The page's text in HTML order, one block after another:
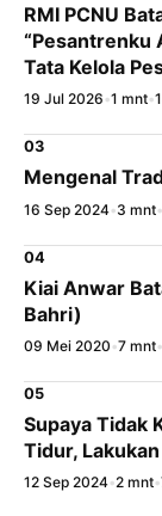
RMI PCNU
“Pesantrenku
Tata Kelola
19 Jul 2026 •1 mnt•
03
Mengenal
16 Sep 2024•3 mnt•
04
Kiai Anwar
Bahri)
09 Mei 2020 •7 mnt•
05
Supaya Tidak
Tidur,
12 Sep 2024•2 mnt•